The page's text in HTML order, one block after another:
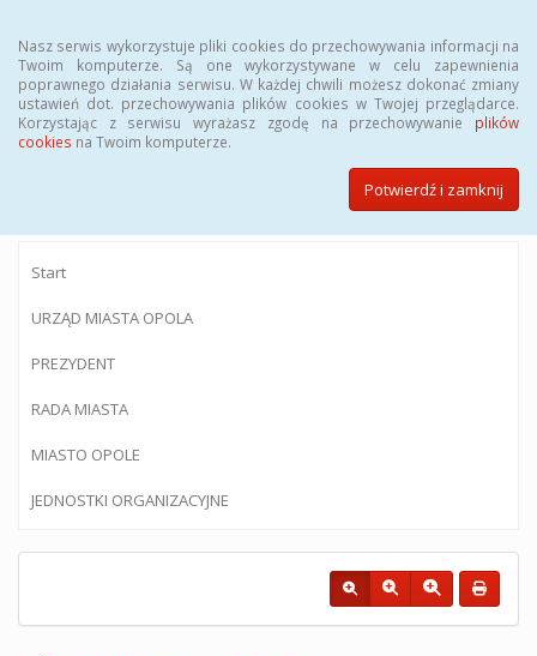
Nasz serwis wykorzystuje pliki cookies do przechowywania informacji na
Twoim komputerze. Są one wykorzystywane w celu zapewnienia
poprawnego działania serwisu. W każdej chwili możesz dokonać zmiany
ustawień dot. przechowywania plików cookies w Twojej przeglądarce.
Korzystając z serwisu wyrażasz zgodę na przechowywanie plików
cookies na Twoim komputerze.
Potwierdź i zamknij
BIULETYN INFORMACJI PUBLICZNEJ
Urzędu Miasta Opola
Start
URZĄD MIASTA OPOLA
PREZYDENT
RADA MIASTA
MIASTO OPOLE
JEDNOSTKI ORGANIZACYJNE